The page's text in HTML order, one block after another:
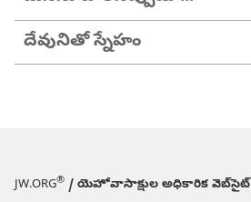
దేవునితో స్నేహం
JW.ORG® / యెహోవాసాక్షుల అధికారిక వెబ్‌సైట్‌